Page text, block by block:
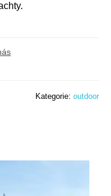
Kategorie: outdoor